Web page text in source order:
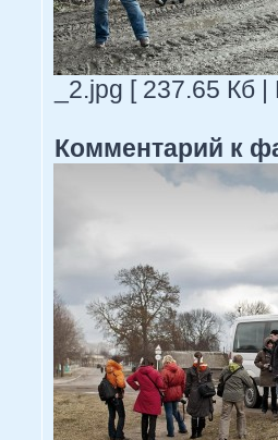
_2.jpg [ 237.65 Кб
Комментарий к